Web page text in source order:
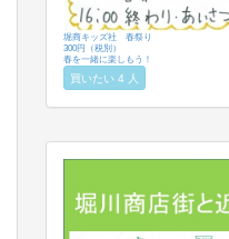
堀商キッズ社 春祭り
300円（税別）
春を一緒に楽しもう！
買いたい 4 人